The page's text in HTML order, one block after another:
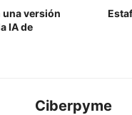
una versión
IA de
Ciberpyme